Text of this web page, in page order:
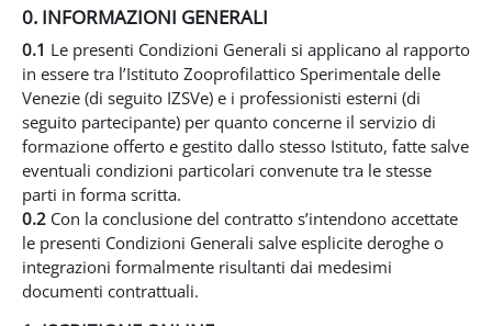
0. INFORMAZIONI GENERALI
0.1 Le presenti Condizioni Generali si applicano al rapporto
in essere tra l’Istituto Zooprofilattico Sperimentale delle
Venezie (di seguito IZSVe) e i professionisti esterni (di
seguito partecipante) per quanto concerne il servizio di
formazione offerto e gestito dallo stesso Istituto, fatte salve
eventuali condizioni particolari convenute tra le stesse
parti in forma scritta.
0.2 Con la conclusione del contratto s’intendono accettate
le presenti Condizioni Generali salve esplicite deroghe o
integrazioni formalmente risultanti dai medesimi
documenti contrattuali.